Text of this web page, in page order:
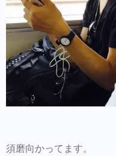
須磨向かってます。